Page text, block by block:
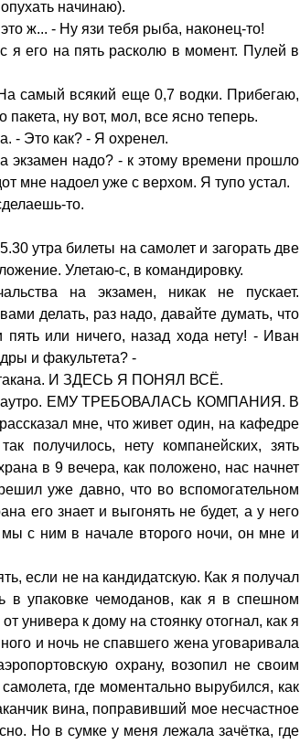
начинаю).
ж... - Ну язи тебя рыба, наконец-то!
я его на пять расколю в момент. Пулей в
самый всякий еще 0,7 водки. Прибегаю,
пакета, ну вот, мол, все ясно теперь.
- Это как? - Я оxpенел.
экзамен надо? - к этому времени прошло
мне надоел уже с верхом. Я тупо устал.
то.
утра билеты на самолет и загорать две
Улетаю-с, в командировку.
на экзамен, никак не пускает.
делать, раз надо, давайте думать, что
или ничего, назад хода нету! - Иван
и факультета? -
стакана. И ЗДЕСЬ Я ПОНЯЛ ВСЁ.
наутро. ЕМУ ТРЕБОВАЛАСЬ КОМПАНИЯ. В
мне, что живет один, на кафедре
получилось, нету компанейских, зять
в 9 вечера, как положено, нас начнет
уже давно, что во вспомогательном
его знает и выгонять не будет, а у него
мы с ним в начале второго ночи, он мне и
если не на кандидатскую. Как я получал
упаковке чемоданов, как я в спешном
универа к дому на стоянку отогнал, как я
и ночь не спавшего жена уговаривала
охрану, возопил не своим
где моментально вырубился, как
вина, поправивший мое несчастное
Но в сумке у меня лежала зачётка, где